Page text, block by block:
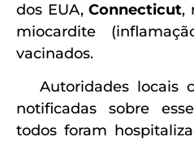
dos EUA,Connecticut,
miocardite
vacinados.
Autoridades locais
notificadas sobre
todos foram